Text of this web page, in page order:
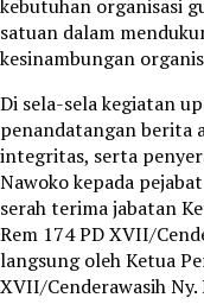
kebutuhan organisasi
satuan dalam
kesinambungan
Di sela-sela kegiatan
penandatangan berita
integritas, serta
Nawoko kepada
serah terima jabatan
Rem 174 PD XVII/
langsung oleh Ketua
XVII/Cenderawasih